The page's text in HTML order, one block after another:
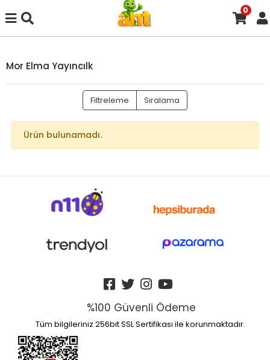
0
Mor Elma Yayıncılk
Filtreleme Sıralama
Ürün bulunamadı.
%100 Güvenli Ödeme
Tüm bilgileriniz 256bit SSL Sertifikası ile korunmaktadır.